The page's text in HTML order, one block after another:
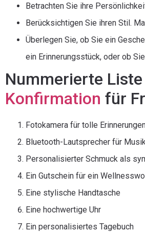
Betrachten Sie ihre
Berücksichtigen Sie ihren Stil.
Überlegen Sie, ob Sie ein
ein Erinnerungsstück, oder ob
Nummerierte
Konfirmation für
Fotokamera für tolle
Bluetooth-Lautsprecher für
Personalisierter Schmuck als
Ein Gutschein für ein
Eine stylische Handtasche
Eine hochwertige Uhr
Ein personalisiertes Tagebuch